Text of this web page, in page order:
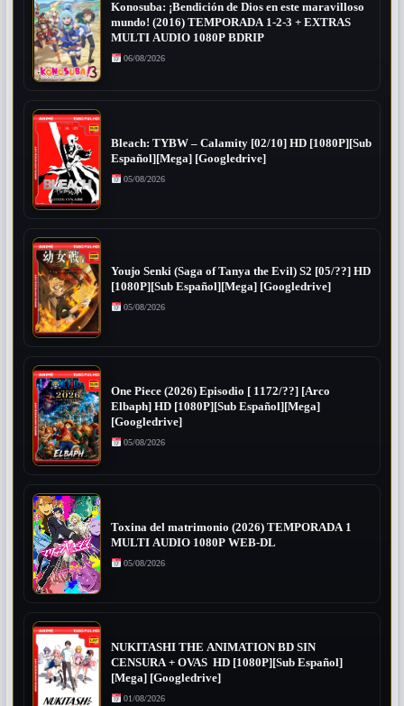
Konosuba: ¡Bendición de Dios en este maravilloso
mundo! (2016) TEMPORADA 1-2-3 + EXTRAS
MULTI AUDIO 1080P BDRIP
06/08/2026
Bleach: TYBW – Calamity [02/10] HD [1080P][Sub
Español][Mega] [Googledrive]
05/08/2026
Youjo Senki (Saga of Tanya the Evil) S2 [05/??] HD
[1080P][Sub Español][Mega] [Googledrive]
05/08/2026
One Piece (2026) Episodio [ 1172/??] [Arco
Elbaph] HD [1080P][Sub Español][Mega]
[Googledrive]
05/08/2026
Toxina del matrimonio (2026) TEMPORADA 1
MULTI AUDIO 1080P WEB-DL
05/08/2026
NUKITASHI THE ANIMATION BD SIN
CENSURA + OVAS HD [1080P][Sub Español]
[Mega] [Googledrive]
01/08/2026